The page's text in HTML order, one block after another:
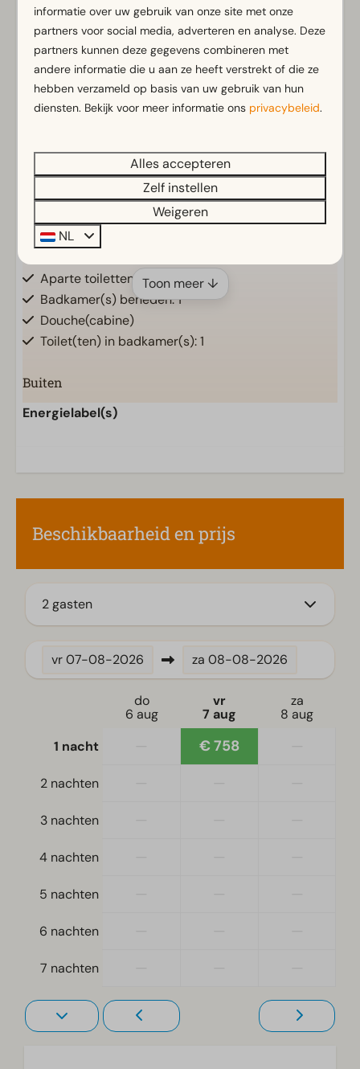
Luxe en moderne vakantiewoning
Voorzieningen
Parkeergelegenheid nabij vakantieverblijf
Badkamer
Aparte toiletten: 1
Badkamer(s) beneden: 1
Douche(cabine)
Toilet(ten) in badkamer(s): 1
Buiten
Terras
Ingerichte keuken
Koffiezetapparaat
Vaatwasser(s)
Vakantiehuis aan het water
Slaapkamer
Eenpersoonsdekbedden en kussens
Tweepersoonsbed(den): 1
Gelijkvloers
Verwarming & Verkoeling
Infrarood verwarming
Toon meer ↓
Energielabel(s)
Beschikbaarheid en prijs
2 gasten
vr07-08-2026 za 08-08-2026
do
6 aug
vr
7 aug
za
8 aug
1 nacht
€ 758
2 nachten
3 nachten
4 nachten
5 nachten
6 nachten
7 nachten
informatie over uw gebruik van onze site met onze
partners voor social media, adverteren en analyse. Deze
partners kunnen deze gegevens combineren met
andere informatie die u aan ze heeft verstrekt of die ze
hebben verzameld op basis van uw gebruik van hun
diensten. Bekijk voor meer informatie ons privacybeleid.
Alles accepteren
Zelf instellen
Weigeren
NL